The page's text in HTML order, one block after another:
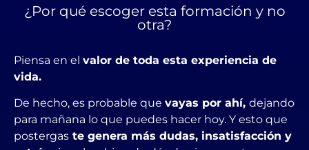
¿Por qué escoger esta formación y no
otra?
Piensa en el valor de toda esta experiencia de
vida.
De hecho, es probable que vayas por ahí, dejando
para mañana lo que puedes hacer hoy. Y esto que
postergas te genera más dudas, insatisfacción y